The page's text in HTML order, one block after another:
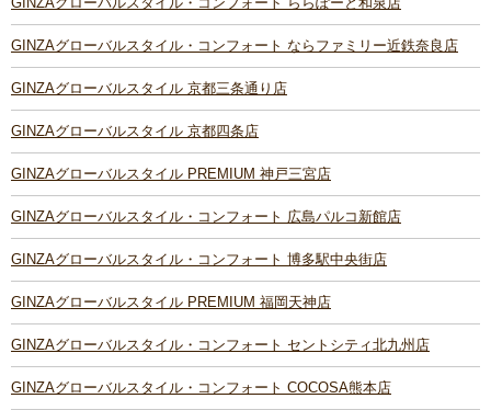
GINZAグローバルスタイル・コンフォート ならファミリー近鉄奈良店
GINZAグローバルスタイル 京都三条通り店
GINZAグローバルスタイル 京都四条店
GINZAグローバルスタイル PREMIUM 神戸三宮店
GINZAグローバルスタイル・コンフォート 広島パルコ新館店
GINZAグローバルスタイル・コンフォート 博多駅中央街店
GINZAグローバルスタイル PREMIUM 福岡天神店
GINZAグローバルスタイル・コンフォート セントシティ北九州店
GINZAグローバルスタイル・コンフォート COCOSA熊本店